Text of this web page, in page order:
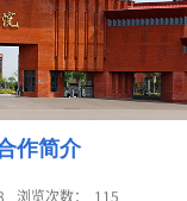
作简介
浏览次数： 115